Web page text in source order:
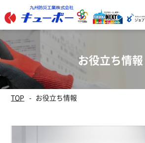
お役立ち情報
TOP お役立ち情報